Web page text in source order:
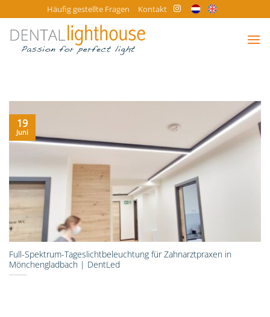
Inhalt
springen
Häufig gestellte Fragen Kontakt
Full-Spektrum-Tageslichtbeleuchtung für Zahnarztpraxen in
Mönchengladbach | DentLed
19
Juni